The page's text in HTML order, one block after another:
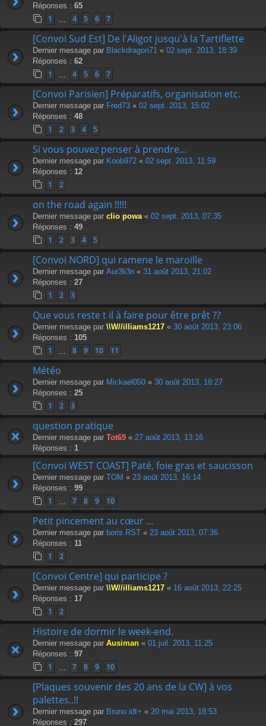
Réponses : 65
1 4 5 6 7
[Convoi Sud Est] De l'Aligot jusqu'à la Tartiflette
Dernier message par Blackdragon71 « 02 sept. 2013, 18:39
Réponses : 62
1 4 5 6 7
[Convoi Parisien] Préparatifs, organisation etc.
Dernier message par Fred73 « 02 sept. 2013, 15:02
Réponses : 48
1 2 3 4 5
Si vous pouvez penser à prendre...
Dernier message par Koob972 « 02 sept. 2013, 11:59
Réponses : 12
1 2
on the road again !!!!!
Dernier message par clio powa « 02 sept. 2013, 07:35
Réponses : 49
1 2 3 4 5
[Convoi NORD] qui ramene le maroille
Dernier message par Aur3li3n « 31 août 2013, 21:02
Réponses : 27
1 2 3
Que vous reste t il à faire pour être prêt ??
Dernier message par \\W//illiams1217 « 30 août 2013, 23:06
Réponses : 105
1 8 9 10 11
Météo
Dernier message par Mickael050 « 30 août 2013, 18:27
Réponses : 25
1 2 3
question pratique
Dernier message par Tot69 « 27 août 2013, 13:16
Réponses : 1
[Convoi WEST COAST] Paté, foie gras et saucisson
Dernier message par TOM « 23 août 2013, 16:14
Réponses : 99
1 7 8 9 10
Petit pincement au cœur ...
Dernier message par boris.RST « 23 août 2013, 07:36
Réponses : 11
1 2
[Convoi Centre] qui participe ?
Dernier message par \\W//illiams1217 « 16 août 2013, 22:25
Réponses : 17
1 2
Histoire de dormir le week-end.
Dernier message par Ausiman « 01 juil. 2013, 11:25
Réponses : 97
1 7 8 9 10
[Plaques souvenir des 20 ans de la CW] à vos
palettes..!!
Dernier message par Bruno idt+ « 20 mai 2013, 18:53
Réponses : 297